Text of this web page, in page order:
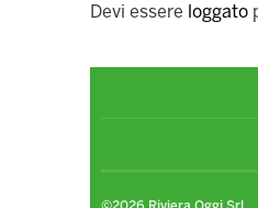
Devi essere loggato